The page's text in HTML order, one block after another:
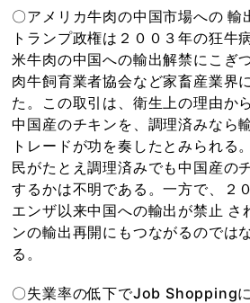
〇アメリカ牛肉の中国市場への 輸
トランプ政権は２００３年の狂牛
米牛肉の中国への輸出解禁にこぎ
肉牛飼育業者協会など家畜産業界
た。この取引は、衛生上の理由か
中国産のチキンを、調理済みなら
トレードが功を奏したとみられる
民がたとえ調理済みでも中国産の
するかは不明である。一方で、２
エンザ以来中国への輸出が禁止 さ
ンの輸出再開にもつながるのでは
る。
〇失業率の低下でJob Shopping